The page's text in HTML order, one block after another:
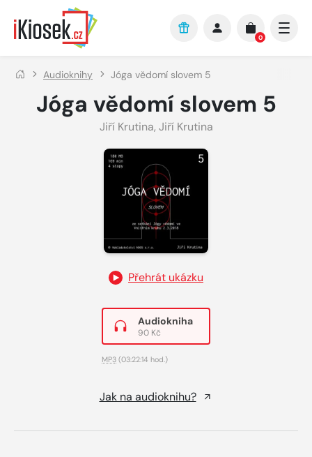
Přejít na hlavní obsah
0
Audioknihy Jóga vědomí slovem 5
Jóga vědomí slovem 5
Jiří Krutina, Jiří Krutina
Přehrát ukázku
Audiokniha
90 Kč
MP3 (03:22:14 hod.)
Jak na audioknihu?